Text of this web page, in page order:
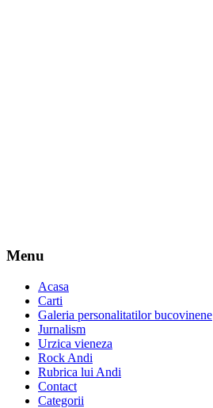
Menu
Acasa
Carti
Galeria personalitatilor bucovinene
Jurnalism
Urzica vieneza
Rock Andi
Rubrica lui Andi
Contact
Categorii